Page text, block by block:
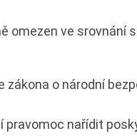
omezen ve
zákona o národní
pravomoc nařídit